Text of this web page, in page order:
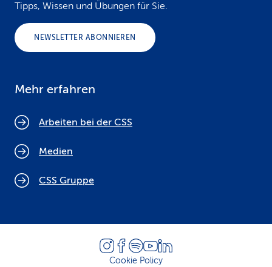
Tipps, Wissen und Übungen für Sie.
NEWSLETTER ABONNIEREN
Mehr erfahren
Arbeiten bei der CSS
Medien
CSS Gruppe
Cookie Policy